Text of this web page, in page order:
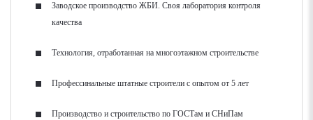
Заводское производство ЖБИ. Своя лаборатория контроля
качества
Технология, отработанная на многоэтажном строительстве
Профессинальные штатные строители с опытом от 5 лет
Производство и строительство по ГОСТам и СНиПам